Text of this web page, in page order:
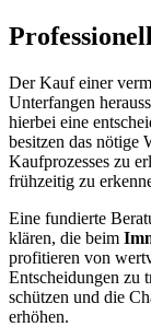
Der Kauf einer
Unterfangen
hierbei eine
besitzen das nötige
Kaufprozesses zu
frühzeitig zu
Eine fundierte
klären, die beim
profitieren von
Entscheidungen zu
schützen und die
erhöhen.